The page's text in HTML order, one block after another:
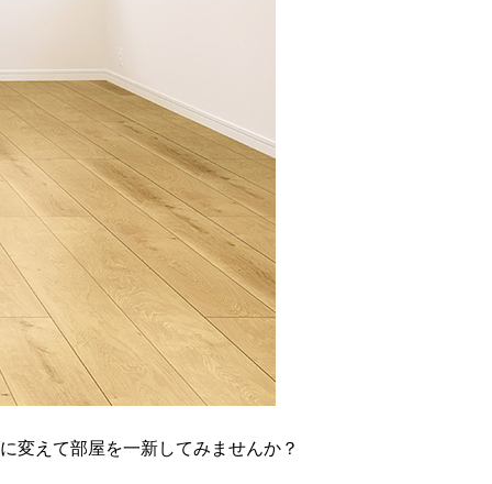
変えて部屋を一新してみませんか？